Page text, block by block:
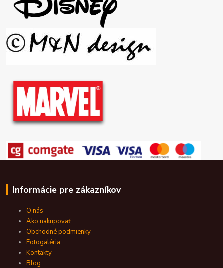
Informácie pre zákazníkov
O nás
Ako nakupovať
Obchodné podmienky
Fotogaléria
Kontakty
Blog